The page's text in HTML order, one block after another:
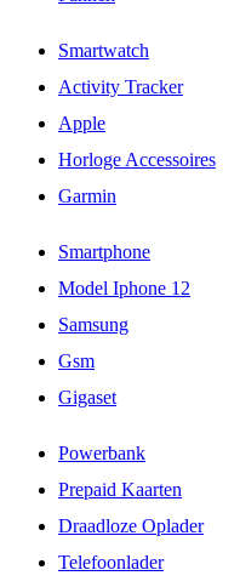
Smartwatch
Activity Tracker
Apple
Horloge Accessoires
Garmin
Smartphone
Model Iphone 12
Samsung
Gsm
Gigaset
Powerbank
Prepaid Kaarten
Draadloze Oplader
Telefoonlader